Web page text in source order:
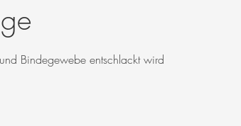
Bindegewebe entschlackt wird